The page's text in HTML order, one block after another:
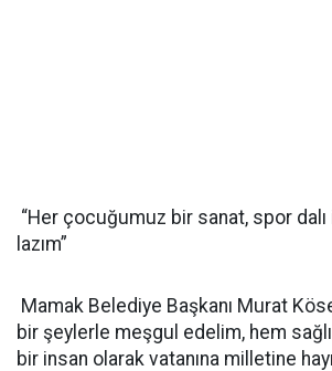
“Her çocuğumuz bir sanat, spor dalı
lazım”
Mamak Belediye Başkanı Murat
bir şeylerle meşgul edelim, hem
bir insan olarak vatanına milletine